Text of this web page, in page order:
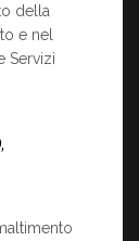
della
e nel
Servizi